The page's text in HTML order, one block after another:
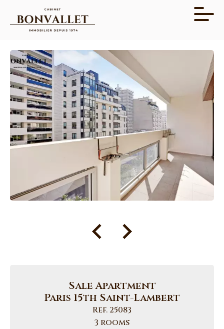
Sale Apartment
Paris 15th Saint-Lambert
Ref. 25083
3 rooms